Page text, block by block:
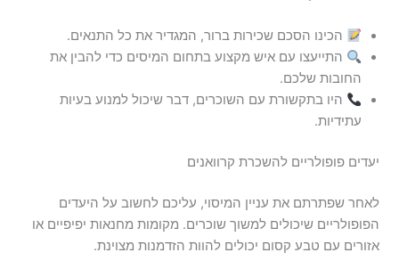
הכינו הסכם שכירות ברור, המגדיר את כל התנאים.
התייעצו עם איש מקצוע בתחום המיסים כדי להבין את
החובות שלכם.
היו בתקשורת עם השוכרים, דבר שיכול למנוע בעיות
עתידיות.
יעדים פופולריים להשכרת קרוואנים
לאחר שפתרתם את עניין המיסוי, עליכם לחשוב על היעדים
הפופולריים שיכולים למשוך שוכרים. מקומות מחנאות יפיפיים או
אזורים עם טבע קסום יכולים להוות הזדמנות מצוינת.